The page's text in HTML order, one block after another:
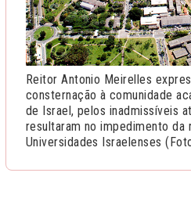
Reitor Antonio Meirelles
consternação à comunidade
de Israel, pelos inadmissíveis
resultaram no impedimento da
Universidades Israelenses